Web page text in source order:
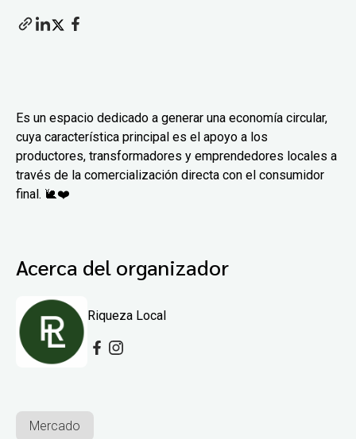
Es un espacio dedicado a generar una economía circular,
cuya característica principal es el apoyo a los
productores, transformadores y emprendedores locales a
través de la comercialización directa con el consumidor
final. 🐌❤️
Acerca del organizador
Riqueza Local
Mercado